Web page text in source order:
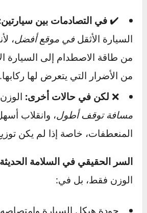
الأمريكية):
تقيّم السيارات حسب نتائج
وخلفية وجانبية، وتُعطي تقييمًا
تركز على تأثير الاصطدام على
انقلاب السيارة.
معلومة مهمة:بعض السيارات
تقييمات ممتازة (5 نجوم)
النشطة وجودة التصميم، رغم أنها